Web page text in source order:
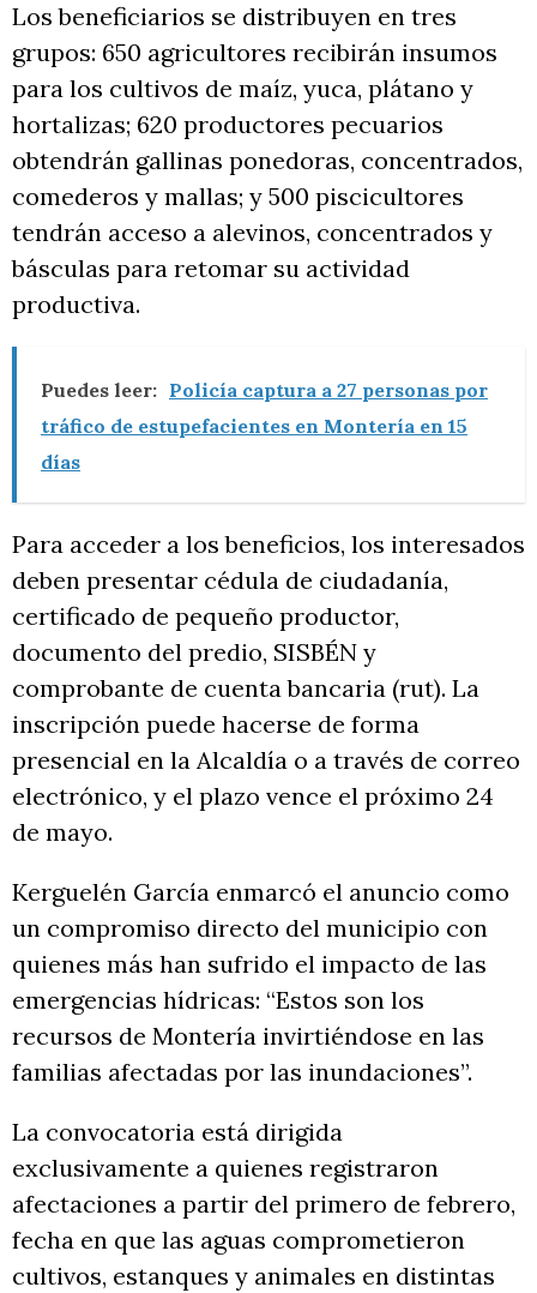
Los beneficiarios se distribuyen en tres
grupos: 650 agricultores recibirán insumos
para los cultivos de maíz, yuca, plátano y
hortalizas; 620 productores pecuarios
obtendrán gallinas ponedoras, concentrados,
comederos y mallas; y 500 piscicultores
tendrán acceso a alevinos, concentrados y
básculas para retomar su actividad
productiva.
Puedes leer: Policía captura a 27 personas por
tráfico de estupefacientes en Montería en 15
días
Para acceder a los beneficios, los interesados
deben presentar cédula de ciudadanía,
certificado de pequeño productor,
documento del predio, SISBÉN y
comprobante de cuenta bancaria (rut). La
inscripción puede hacerse de forma
presencial en la Alcaldía o a través de correo
electrónico, y el plazo vence el próximo 24
de mayo.
Kerguelén García enmarcó el anuncio como
un compromiso directo del municipio con
quienes más han sufrido el impacto de las
emergencias hídricas: “Estos son los
recursos de Montería invirtiéndose en las
familias afectadas por las inundaciones”.
La convocatoria está dirigida
exclusivamente a quienes registraron
afectaciones a partir del primero de febrero,
fecha en que las aguas comprometieron
cultivos, estanques y animales en distintas